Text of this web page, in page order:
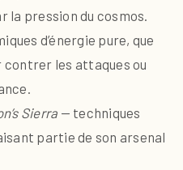
la pression du cosmos.
d’énergie pure, que
contrer les attaques ou
Sierra — techniques
partie de son arsenal